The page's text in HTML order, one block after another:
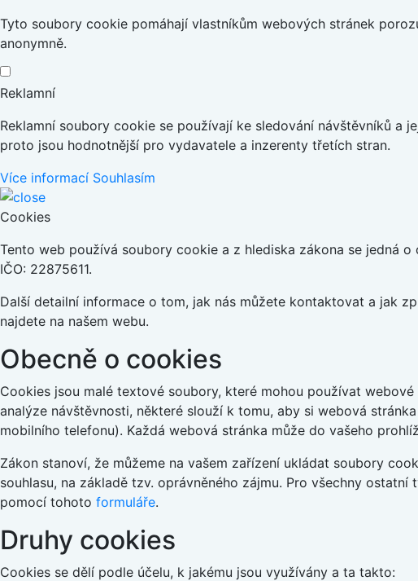
Tyto soubory cookie pomáhají vlastníkům webových stránek
anonymně.
Reklamní
Reklamní soubory cookie se používají ke sledování návštěvníků a
proto jsou hodnotnější pro vydavatele a inzerenty třetích stran.
Více informací Souhlasím
Cookies
Tento web používá soubory cookie a z hlediska zákona se jedná
IČO: 22875611.
Další detailní informace o tom, jak nás můžete kontaktovat a jak
najdete na našem webu.
Obecně o cookies
Cookies jsou malé textové soubory, které mohou používat
analýze návštěvnosti, některé slouží k tomu, aby si webová
mobilního telefonu). Každá webová stránka může do vašeho
Zákon stanoví, že můžeme na vašem zařízení ukládat soubory
souhlasu, na základě tzv. oprávněného zájmu. Pro všechny
pomocí tohoto formuláře.
Druhy cookies
Cookies se dělí podle účelu, k jakému jsou využívány a ta takto: